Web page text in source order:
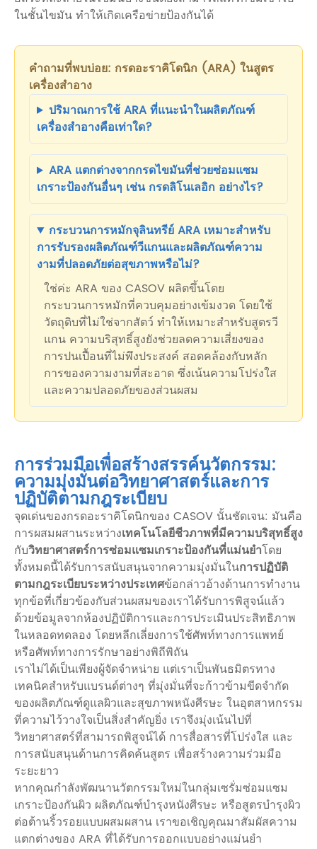
ในชั้นไขมัน ทำให้เกิดเครือข่ายป้องกันได้
คำถามที่พบบ่อย: กรดอะราคิโดนิก (ARA) ในสูตร
เครื่องสำอาง
ปริมาณการใช้ ARA ที่แนะนำในผลิตภัณฑ์
เครื่องสำอางคือเท่าใด?
ARA แตกต่างจากกรดไขมันที่ช่วยซ่อมแซม
เกราะป้องกันอื่นๆ เช่น กรดลิโนเลอิก อย่างไร?
กระบวนการหมักจุลินทรีย์ ARA เหมาะสำหรับ
การรับรองผลิตภัณฑ์วีแกนและผลิตภัณฑ์ความ
งามที่ปลอดภัยต่อสุขภาพหรือไม่?
ใช่ค่ะ ARA ของ CASOV ผลิตขึ้นโดย
กระบวนการหมักที่ควบคุมอย่างเข้มงวด โดยใช้
วัตถุดิบที่ไม่ใช่จากสัตว์ ทำให้เหมาะสำหรับสูตรวี
แกน ความบริสุทธิ์สูงยังช่วยลดความเสี่ยงของ
การปนเปื้อนที่ไม่พึงประสงค์ สอดคล้องกับหลัก
การของความงามที่สะอาด ซึ่งเน้นความโปร่งใส
และความปลอดภัยของส่วนผสม
การร่วมมือเพื่อสร้างสรรค์นวัตกรรม:
ความมุ่งมั่นต่อวิทยาศาสตร์และการ
ปฏิบัติตามกฎระเบียบ
จุดเด่นของกรดอะราคิโดนิกของ CASOV นั้นชัดเจน: มันคือ
การผสมผสานระหว่างเทคโนโลยีชีวภาพที่มีความบริสุทธิ์สูง
กับวิทยาศาสตร์การซ่อมแซมเกราะป้องกันที่แม่นยำโดย
ทั้งหมดนี้ได้รับการสนับสนุนจากความมุ่งมั่นในการปฏิบัติ
ตามกฎระเบียบระหว่างประเทศข้อกล่าวอ้างด้านการทำงาน
ทุกข้อที่เกี่ยวข้องกับส่วนผสมของเราได้รับการพิสูจน์แล้ว
ด้วยข้อมูลจากห้องปฏิบัติการและการประเมินประสิทธิภาพ
ในหลอดทดลอง โดยหลีกเลี่ยงการใช้ศัพท์ทางการแพทย์
หรือศัพท์ทางการรักษาอย่างพิถีพิถัน
เราไม่ได้เป็นเพียงผู้จัดจำหน่าย แต่เราเป็นพันธมิตรทาง
เทคนิคสำหรับแบรนด์ต่างๆ ที่มุ่งมั่นที่จะก้าวข้ามขีดจำกัด
ของผลิตภัณฑ์ดูแลผิวและสุขภาพหนังศีรษะ ในอุตสาหกรรม
ที่ความไว้วางใจเป็นสิ่งสำคัญยิ่ง เราจึงมุ่งเน้นไปที่
วิทยาศาสตร์ที่สามารถพิสูจน์ได้ การสื่อสารที่โปร่งใส และ
การสนับสนุนด้านการคิดค้นสูตร เพื่อสร้างความร่วมมือ
ระยะยาว
หากคุณกำลังพัฒนานวัตกรรมใหม่ในกลุ่มเซรั่มซ่อมแซม
เกราะป้องกันผิว ผลิตภัณฑ์บำรุงหนังศีรษะ หรือสูตรบำรุงผิว
ต่อต้านริ้วรอยแบบผสมผสาน เราขอเชิญคุณมาสัมผัสความ
แตกต่างของ ARA ที่ได้รับการออกแบบอย่างแม่นยำ